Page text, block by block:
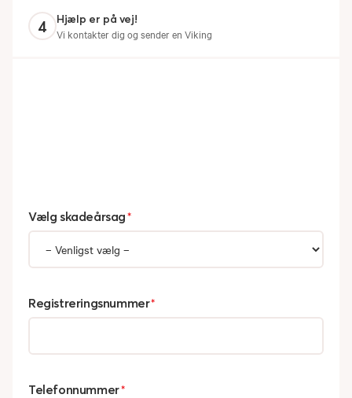
4
Hjælp er på vej!
Vi kontakter dig og sender en Viking
Vælg skadeårsag*
Registreringsnummer*
Telefonnummer*